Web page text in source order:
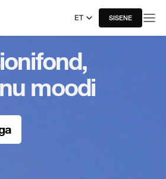
ET SISENE
moodi